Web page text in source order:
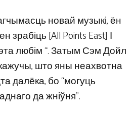
новай музыкі, ён
зрабіць [All Points East] І
любім “. Затым Сэм Дойл
што яны неахвотна
далёка, бо “могуць
да жніўня”.